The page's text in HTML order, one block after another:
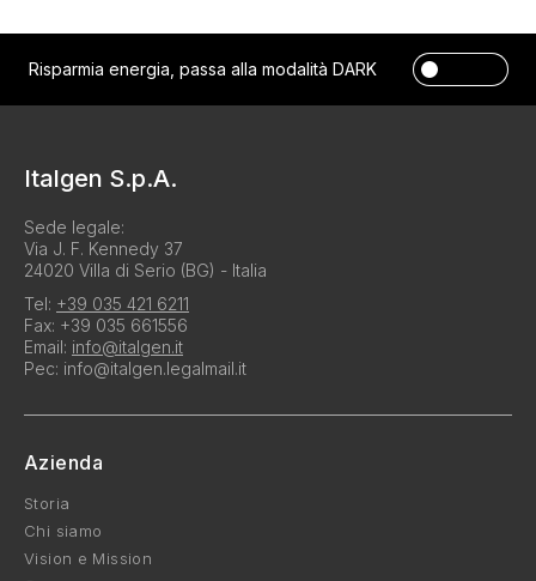
Risparmia energia, passa alla modalità DARK
Italgen S.p.A.
Sede legale:
Via J. F. Kennedy 37
24020 Villa di Serio (BG) - Italia
Tel: +39 035 421 6211
Fax: +39 035 661556
Email: info@italgen.it
Pec: info@italgen.legalmail.it
Azienda
Storia
Chi siamo
Vision e Mission